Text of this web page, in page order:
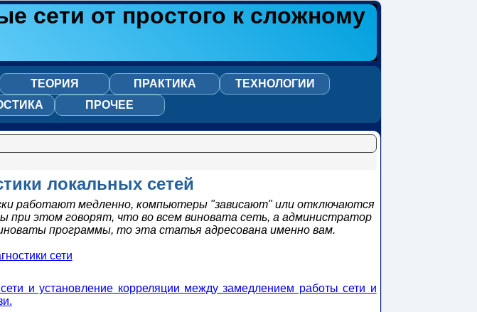
сети от простого к сложному
ТЕОРИЯ ПРАКТИКА
ТЕХНОЛОГИИ
ПРОЧЕЕ
локальных сетей
работают медленно, компьютеры "зависают" или отключаются
при этом говорят, что во всем виновата сеть, а администратор
программы, то эта статья адресована именно вам.
сети
и установление корреляции между замедлением работы сети и